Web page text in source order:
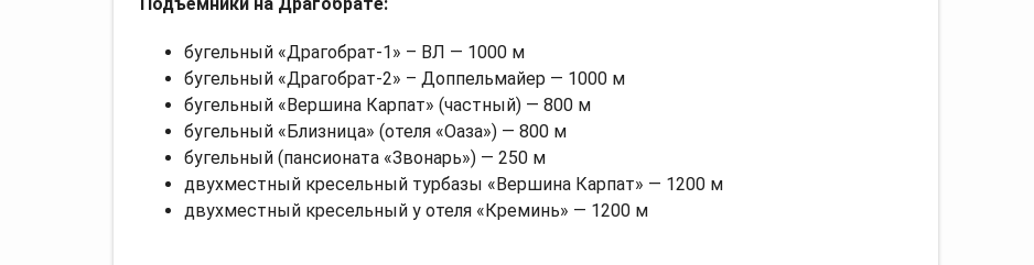
бугельный «Драгобрат-1» – ВЛ — 1000 м
бугельный «Драгобрат-2» – Доппельмайер — 1000 м
бугельный «Вершина Карпат» (частный) — 800 м
бугельный «Близница» (отеля «Оаза») — 800 м
бугельный (пансионата «Звонарь») — 250 м
двухместный кресельный турбазы «Вершина Карпат» — 1200 м
двухместный кресельный у отеля «Креминь» — 1200 м